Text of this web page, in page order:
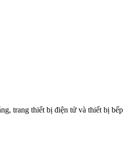
trang thiết bị điện tử và thiết bị bếp